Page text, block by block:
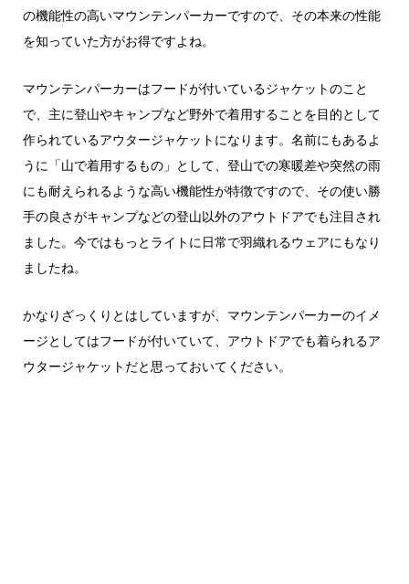
の機能性の高いマウンテンパーカーですので、その本来の性能
を知っていた方がお得ですよね。
マウンテンパーカーはフードが付いているジャケットのこと
で、主に登山やキャンプなど野外で着用することを目的として
作られているアウタージャケットになります。名前にもあるよ
うに「山で着用するもの」として、登山での寒暖差や突然の雨
にも耐えられるような高い機能性が特徴ですので、その使い勝
手の良さがキャンプなどの登山以外のアウトドアでも注目され
ました。今ではもっとライトに日常で羽織れるウェアにもなり
ましたね。
かなりざっくりとはしていますが、マウンテンパーカーのイメ
ージとしてはフードが付いていて、アウトドアでも着られるア
ウタージャケットだと思っておいてください。